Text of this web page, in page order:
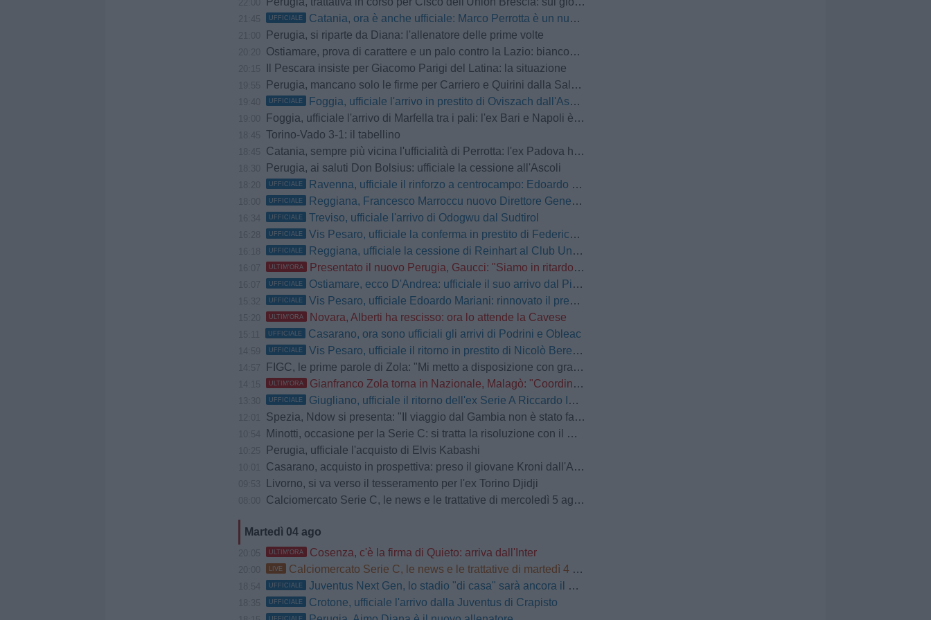
UFFICIALE Catania, ora è anche ufficiale: Marco Perrotta è un nuovo difensore rossazzurro
Perugia, si riparte da Diana: l'allenatore delle prime volte
Ostiamare, prova di carattere e un palo contro la Lazio: biancoviola sconfitti per 4-0 nel test amichevole
Il Pescara insiste per Giacomo Parigi del Latina: la situazione
Perugia, mancano solo le firme per Carriero e Quirini dalla Salernitana
UFFICIALE Foggia, ufficiale l'arrivo in prestito di Oviszach dall'Ascoli
Foggia, ufficiale l'arrivo di Marfella tra i pali: l'ex Bari e Napoli è un nuovo portiere rossonero
Torino-Vado 3-1: il tabellino
Catania, sempre più vicina l'ufficialità di Perrotta: l'ex Padova ha raggiunto il ritiro di Norcia
Perugia, ai saluti Don Bolsius: ufficiale la cessione all'Ascoli
UFFICIALE Ravenna, ufficiale il rinforzo a centrocampo: Edoardo Duca è un nuovo giocatore giallorosso
UFFICIALE Reggiana, Francesco Marroccu nuovo Direttore Generale dell'Area Tecnica
UFFICIALE Treviso, ufficiale l'arrivo di Odogwu dal Sudtirol
UFFICIALE Vis Pesaro, ufficiale la conferma in prestito di Federico Tavernaro dal Venezia
UFFICIALE Reggiana, ufficiale la cessione di Reinhart al Club Universidad de Chile
ULTIM'ORA Presentato il nuovo Perugia, Gaucci: "Siamo in ritardo ma faremo una squadra competitiva"
UFFICIALE Ostiamare, ecco D'Andrea: ufficiale il suo arrivo dal Pineto
UFFICIALE Vis Pesaro, ufficiale Edoardo Mariani: rinnovato il prestito dal Venezia
ULTIM'ORA Novara, Alberti ha rescisso: ora lo attende la Cavese
UFFICIALE Casarano, ora sono ufficiali gli arrivi di Podrini e Obleac
UFFICIALE Vis Pesaro, ufficiale il ritorno in prestito di Nicolò Berengo dal Venezia
FIGC, le prime parole di Zola: "Mi metto a disposizione con grande senso del dovere"
ULTIM'ORA Gianfranco Zola torna in Nazionale, Malagò: "Coordinerà i progetti delle attività giovanili".
UFFICIALE Giugliano, ufficiale il ritorno dell'ex Serie A Riccardo Improta
Spezia, Ndow si presenta: "Il viaggio dal Gambia non è stato facile. Borgo? Un secondo papà"
Minotti, occasione per la Serie C: si tratta la risoluzione con il Milan Futuro
Perugia, ufficiale l'acquisto di Elvis Kabashi
Casarano, acquisto in prospettiva: preso il giovane Kroni dall'Arezzo
Livorno, si va verso il tesseramento per l'ex Torino Djidji
Calciomercato Serie C, le news e le trattative di mercoledì 5 agosto | LIVE
Martedì 04 ago
ULTIM'ORA Cosenza, c'è la firma di Quieto: arriva dall'Inter
LIVE Calciomercato Serie C, le news e le trattative di martedì 4 agosto | LIVE
UFFICIALE Juventus Next Gen, lo stadio "di casa" sarà ancora il Moccagatta
UFFICIALE Crotone, ufficiale l'arrivo dalla Juventus di Crapisto
UFFICIALE